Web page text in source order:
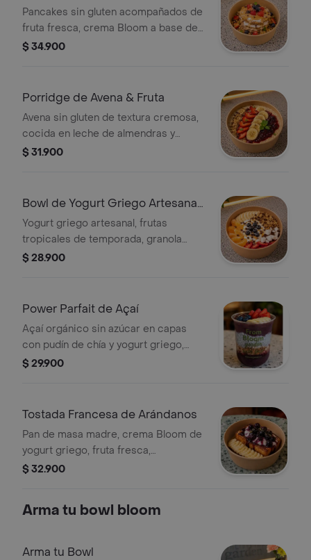
Pancakes sin gluten acompañados de
fruta fresca, crema Bloom a base de
yogurt griego, reducción de frutos
casa
$ 34.900
Porridge de Avena & Fruta
Avena sin gluten de textura cremosa,
cocida en leche de almendras y
acompañada de frutas frescas,
$ 31.900
Bowl de Yogurt Griego Artesanal
y Frutas
Yogurt griego artesanal, frutas
tropicales de temporada, granola
artesanal hecha en casa & nibs de
$ 28.900
Power Parfait de Açaí
Açaí orgánico sin azúcar en capas
con pudín de chía y yogurt griego,
granola artesanal y fruta fresca de
$ 29.900
Tostada Francesa de Arándanos
Pan de masa madre, crema Bloom de
yogurt griego, fruta fresca,
mermelada casera de arándanos sin
$ 32.900
Arma tu bowl bloom
Arma tu Bowl